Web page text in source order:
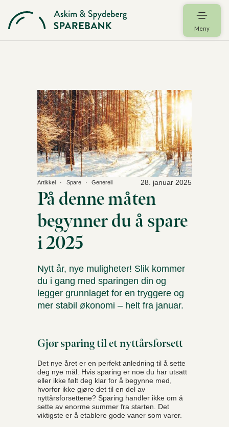
Meny
Artikkel Spare Generell
På denne måten
begynner du å spare
i 2025
28. januar 2025
Nytt år, nye muligheter! Slik kommer
du i gang med sparingen din og
legger grunnlaget for en tryggere og
mer stabil økonomi – helt fra januar.
Gjør sparing til et nyttårsforsett
Det nye året er en perfekt anledning til å sette
deg nye mål. Hvis sparing er noe du har utsatt
eller ikke følt deg klar for å begynne med,
hvorfor ikke gjøre det til en del av
nyttårsforsettene? Sparing handler ikke om å
sette av enorme summer fra starten. Det
viktigste er å etablere gode vaner som varer.